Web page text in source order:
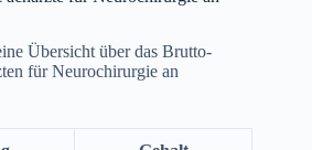
Übersicht über das Brutto-
für Neurochirurgie an